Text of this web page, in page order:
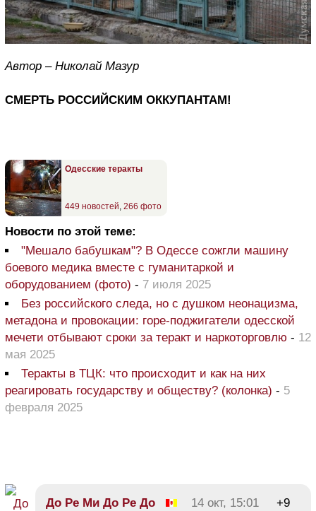
Автор – Николай Мазур
СМЕРТЬ РОССИЙСКИМ ОККУПАНТАМ!
Одесские теракты
449 новостей, 266 фото
Новости по этой теме:
"Мешало бабушкам"? В Одессе сожгли машину
боевого медика вместе с гуманитаркой и
оборудованием (фото) - 7 июля 2025
Без российского следа, но с душком неонацизма,
метадона и провокации: горе-поджигатели одесской
мечети отбывают сроки за теракт и наркоторговлю - 12
мая 2025
Теракты в ТЦК: что происходит и как на них
реагировать государству и обществу? (колонка) - 5
февраля 2025
До Ре Ми До Ре До 14 окт, 15:01 +9